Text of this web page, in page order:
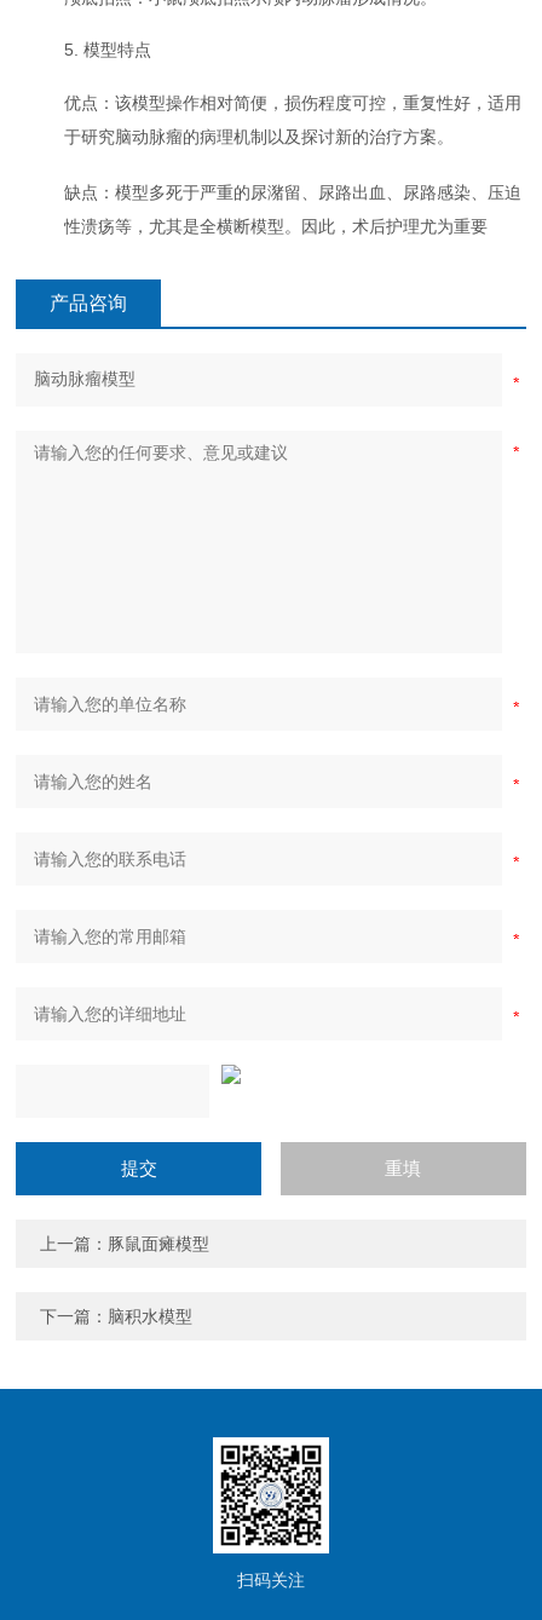
5. 模型特点
优点：该模型操作相对简便，损伤程度可控，重复性好，适用
于研究脑动脉瘤的病理机制以及探讨新的治疗方案。
缺点：模型多死于严重的尿潴留、尿路出血、尿路感染、压迫
性溃疡等，尤其是全横断模型。因此，术后护理尤为重要
产品咨询
上一篇： 豚鼠面瘫模型
下一篇： 脑积水模型
扫码关注